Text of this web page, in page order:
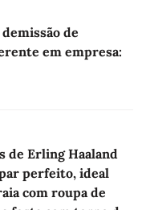
de
em empresa:
de Erling Haaland
perfeito, ideal
com roupa de